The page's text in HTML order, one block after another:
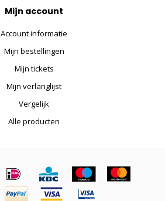
Mijn account
Account informatie
Mijn bestellingen
Mijn tickets
Mijn verlanglijst
Vergelijk
Alle producten